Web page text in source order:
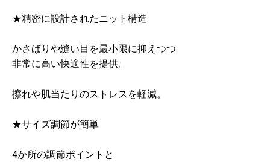
★精密に設計されたニット構造
かさばりや縫い目を最小限に抑えつつ
非常に高い快適性を提供。
擦れや肌当たりのストレスを軽減。
★サイズ調節が簡単
4か所の調節ポイントと